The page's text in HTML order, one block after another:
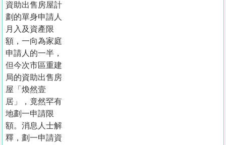
置
業
手
冊
關
於
我
們
資助出售房屋計
劃的單身申請人
月入及資產限
額，一向為家庭
申請人的一半，
但今次市區重建
局的資助出售房
屋「煥然壹
居」，竟然罕有
地劃一申請限
額。消息人士解
釋，劃一申請資